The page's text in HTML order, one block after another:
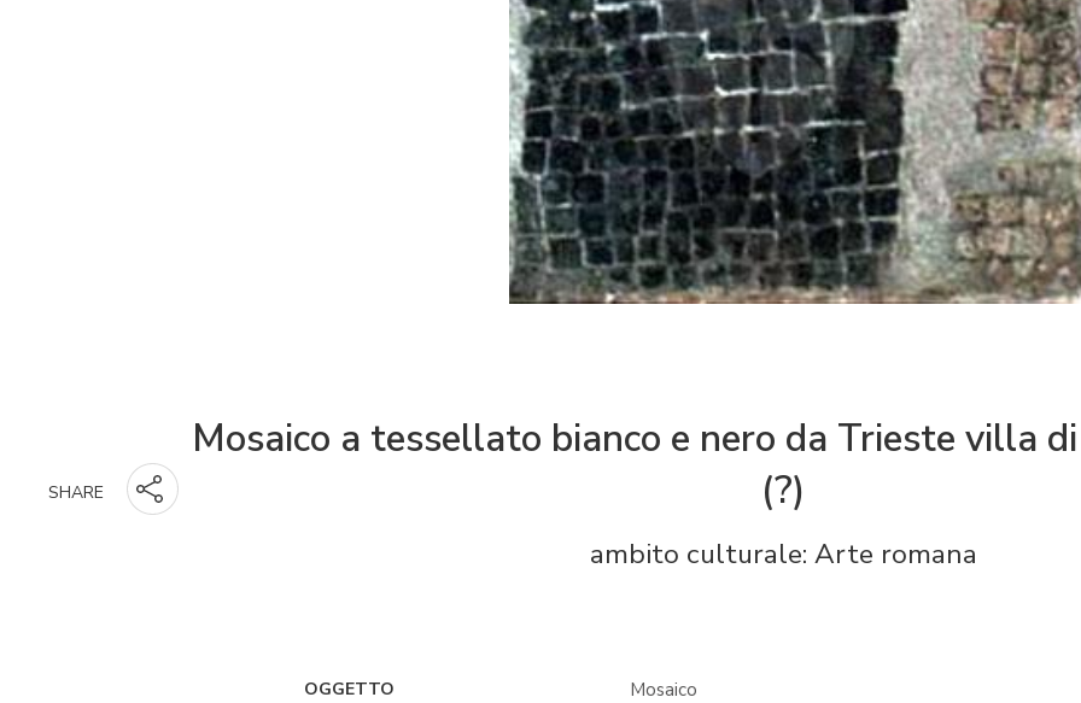
SHARE
Mosaico a tessellato bianco e nero da Trieste villa
(?)
ambito culturale: Arte romana
OGGETTO Mosaico